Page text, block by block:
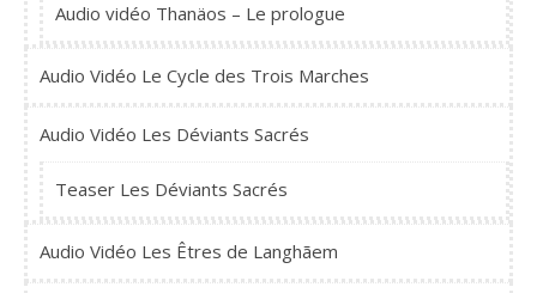
Audio vidéo Thanäos – Le prologue
Audio Vidéo Le Cycle des Trois Marches
Audio Vidéo Les Déviants Sacrés
Teaser Les Déviants Sacrés
Audio Vidéo Les Êtres de Langhãem